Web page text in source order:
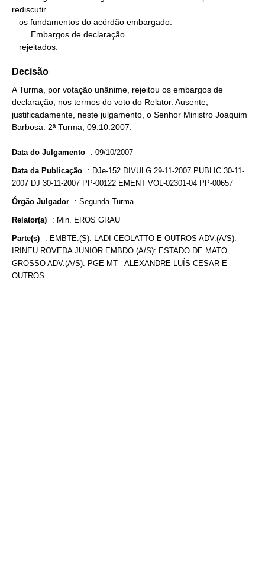
rediscutir
   rejeitados.
Decisão
A Turma, por votação unânime, rejeitou os embargos de
declaração, nos termos do voto do Relator. Ausente,
justificadamente, neste julgamento, o Senhor Ministro Joaquim
Barbosa. 2ª Turma, 09.10.2007.
Data do Julgamento : 09/10/2007
Data da Publicação : DJe-152 DIVULG 29-11-2007 PUBLIC 30-11-
2007 DJ 30-11-2007 PP-00122 EMENT VOL-02301-04 PP-00657
Órgão Julgador : Segunda Turma
Relator(a) : Min. EROS GRAU
Parte(s) : EMBTE.(S): LADI CEOLATTO E OUTROS ADV.(A/S):
IRINEU ROVEDA JUNIOR EMBDO.(A/S): ESTADO DE MATO
GROSSO ADV.(A/S): PGE-MT - ALEXANDRE LUÍS CESAR E
OUTROS